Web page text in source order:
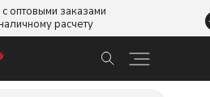
оптовыми заказами
расчету